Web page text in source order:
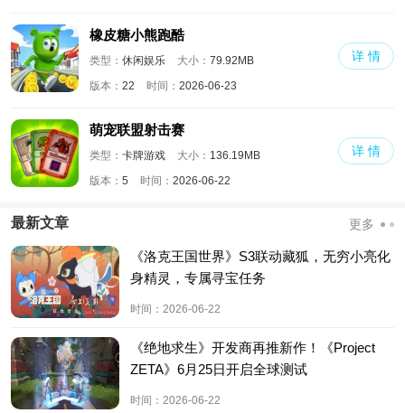
橡皮糖小熊跑酷
类型： 休闲娱乐 大小： 79.92MB
版本： 22 时间： 2026-06-23
详 情
萌宠联盟射击赛
类型： 卡牌游戏 大小： 136.19MB
版本： 5 时间： 2026-06-22
详 情
最新文章 更多
《洛克王国世界》S3联动藏狐，无穷小亮化
身精灵，专属寻宝任务
时间： 2026-06-22
《绝地求生》开发商再推新作！《Project
ZETA》6月25日开启全球测试
时间： 2026-06-22